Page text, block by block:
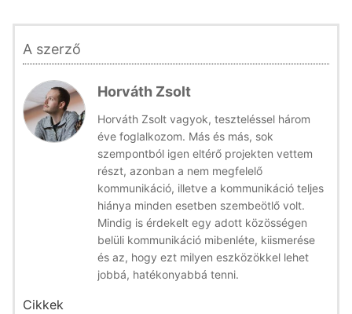
A szerző
Horváth Zsolt
Horváth Zsolt vagyok, teszteléssel három
éve foglalkozom. Más és más, sok
szempontból igen eltérő projekten vettem
részt, azonban a nem megfelelő
kommunikáció, illetve a kommunikáció teljes
hiánya minden esetben szembeötlő volt.
Mindig is érdekelt egy adott közösségen
belüli kommunikáció mibenléte, kiismerése
és az, hogy ezt milyen eszközökkel lehet
jobbá, hatékonyabbá tenni.
Cikkek